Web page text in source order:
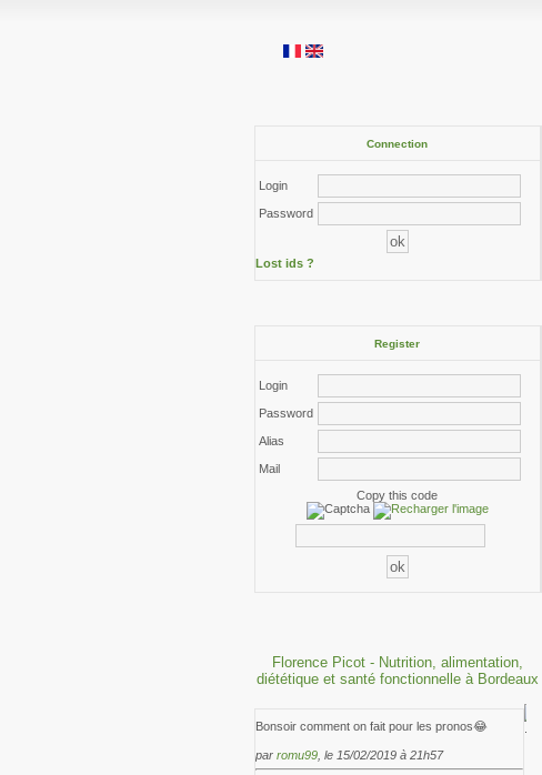
Connection
Login
Password
Lost ids ?
Register
Login
Password
Alias
Mail
Copy this code
Florence Picot - Nutrition, alimentation,
diététique et santé fonctionnelle à Bordeaux
Bonsoir comment on fait pour les pronos😂
par romu99, le 15/02/2019 à 21h57